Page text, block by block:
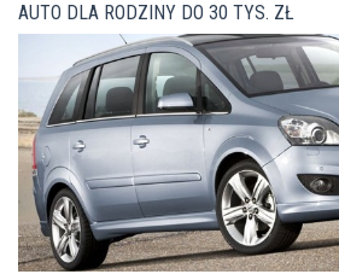
AUTO DLA RODZINY DO 30 TYS. ZŁ